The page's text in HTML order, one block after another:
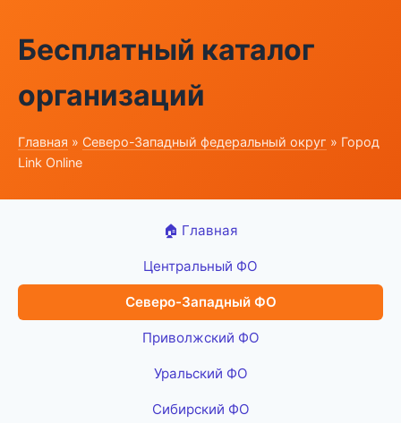
Бесплатный каталог
организаций
Главная » Северо-Западный федеральный округ » Город
Link Online
🏠 Главная
Центральный ФО
Северо-Западный ФО
Приволжский ФО
Уральский ФО
Сибирский ФО